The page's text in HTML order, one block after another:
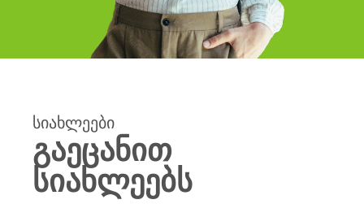
ᲡᲘᲐᲮᲚᲔᲔᲑᲘ
გაეცანით
სიახლეებს